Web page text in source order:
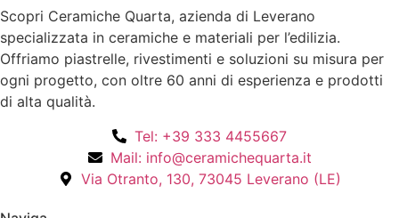
Scopri Ceramiche Quarta, azienda di Leverano
specializzata in ceramiche e materiali per l’edilizia.
Offriamo piastrelle, rivestimenti e soluzioni su misura per
ogni progetto, con oltre 60 anni di esperienza e prodotti
di alta qualità.
Tel: +39 333 4455667
Mail: info@ceramichequarta.it
Via Otranto, 130, 73045 Leverano (LE)